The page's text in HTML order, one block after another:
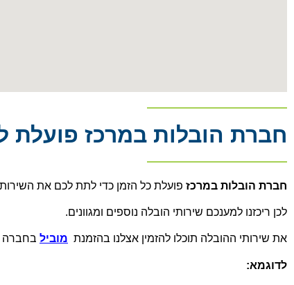
חברת הובלות במרכז פועלת
חברת הובלות במרכז פועלת כל הזמן כדי לתת לכם את
לכן ריכזנו למענכם שירותי הובלה נוספים ומגוונים.
את שירותי ההובלה תוכלו להזמין אצלנו בהזמנת מוביל בחברה
לדוגמא: